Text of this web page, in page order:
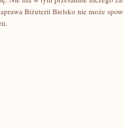
Biżuterii Bielsko nie może